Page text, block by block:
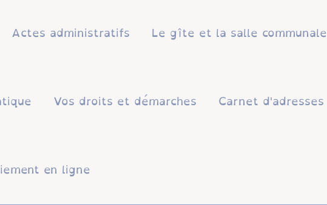
Actes administratifs Le gîte et la salle communale
Vos droits et démarches Carnet d'adresses
en ligne